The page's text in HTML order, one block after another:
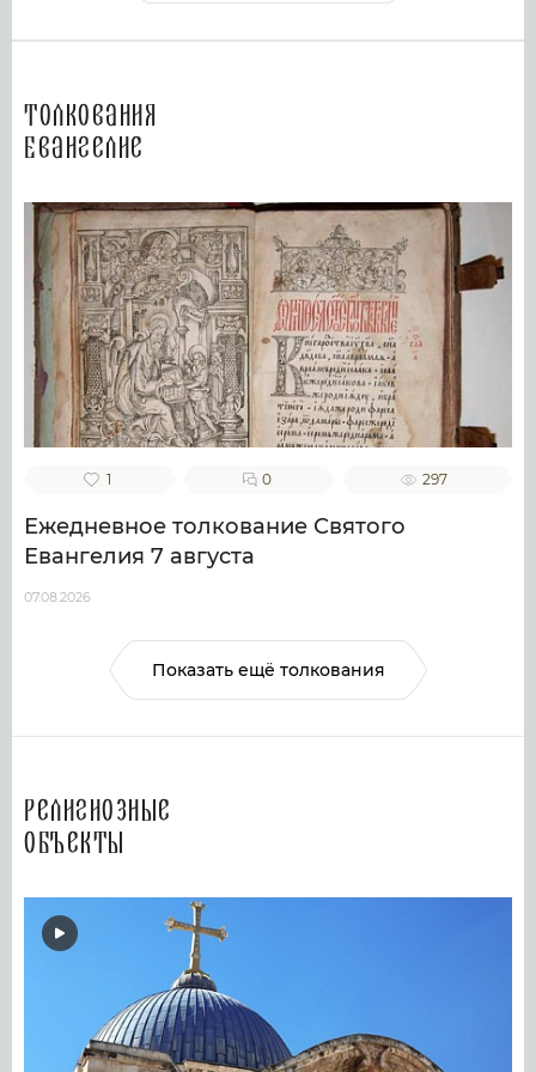
Толкования
Евангелие
1 0 297
Ежедневное толкование Святого
Евангелия 7 августа
07.08.2026
Показать ещё толкования
Религиозные
объекты